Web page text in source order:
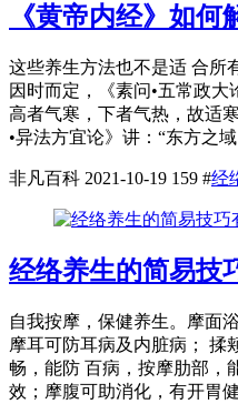
《黄帝内经》如何
这些养生方法也不是适 合所
因时而定，《素问•五常政大
高者气寒，下者气热，故适
•异法方宜论》讲：“东方之
非凡百科 2021-10-19 159 #经
经络养生的简易技
自我按摩，保健养生。摩面
摩耳可防耳病及内脏病； 揉
畅，能防 百病，按摩肋部，
效；摩腹可助消化，有开胃